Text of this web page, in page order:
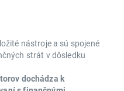
nástroje a sú spojené
strát v dôsledku
dochádza k